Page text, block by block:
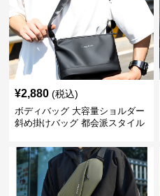
¥2,880 (税込)
ボディバッグ 大容量ショルダー
斜め掛けバッグ 都会派スタイル